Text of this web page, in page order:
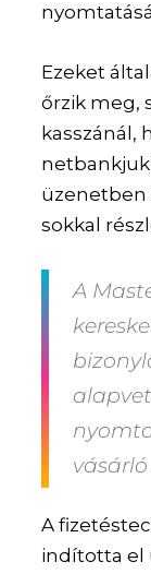
Ezeket
őrzik meg,
kasszánál,
üzenetben
sokkal
A
A
indította el